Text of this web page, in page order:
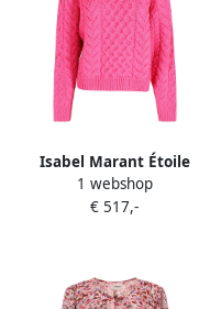
Isabel Marant Étoile
Stijlvolle Jake Denim Jack
Pink Dames
1 webshop
€ 517,-